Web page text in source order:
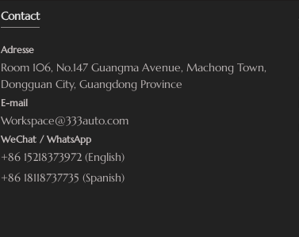
Contact
Adresse
Room 106, No.147 Guangma Avenue, Machong Town,
Dongguan City, Guangdong Province
E-mail
Workspace@333auto.com
WeChat / WhatsApp
+86 15218373972 (English)
+86 18118737735 (Spanish)